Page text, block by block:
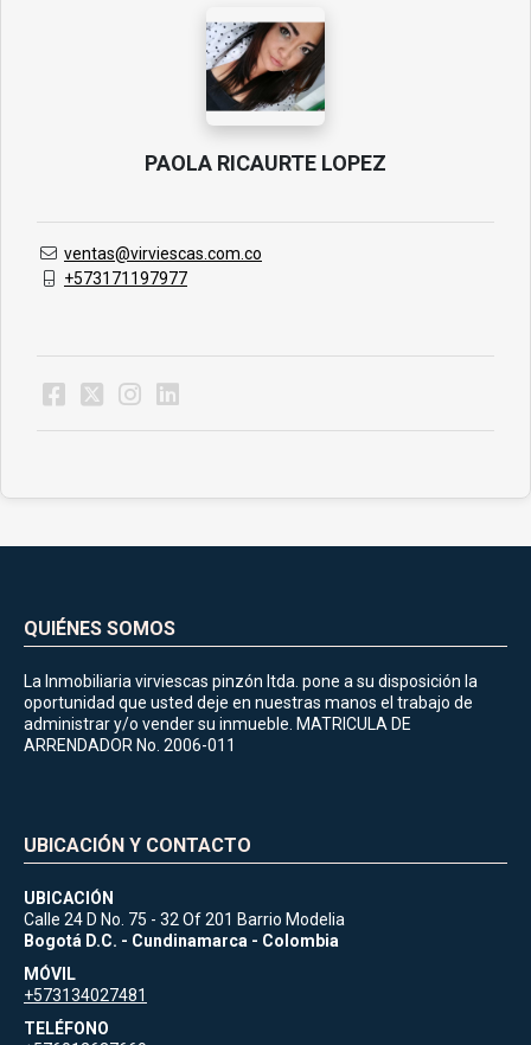
PAOLA RICAURTE LOPEZ
ventas@virviescas.com.co
+573171197977
QUIÉNES SOMOS
La Inmobiliaria virviescas pinzón ltda. pone a su disposición la
oportunidad que usted deje en nuestras manos el trabajo de
administrar y/o vender su inmueble. MATRICULA DE
ARRENDADOR No. 2006-011
UBICACIÓN Y CONTACTO
UBICACIÓN
Calle 24 D No. 75 - 32 Of 201 Barrio Modelia
Bogotá D.C. - Cundinamarca - Colombia
MÓVIL
+573134027481
TELÉFONO